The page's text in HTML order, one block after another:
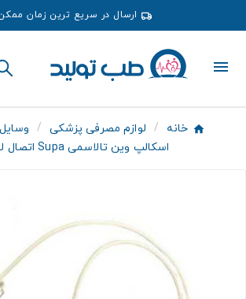
ارسال در سریع ترین زمان
خانه لوازم مصرفی پزشکی
اسکالپ وین تالاسمی Supa اتصال لوئرلاک